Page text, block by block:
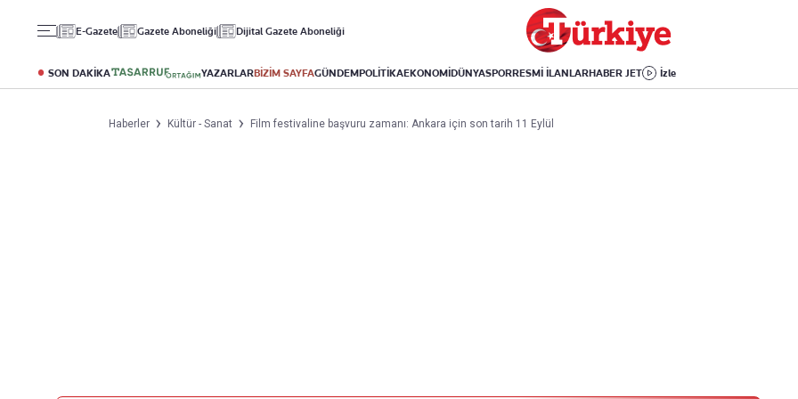
E-Gazete Gazete Aboneliği Dijital Gazete Aboneliği
SON DAKİKA YAZARLARBİZİM SAYFAGÜNDEMPOLİTİKAEKONOMİDÜNYASPORRESMİ İLANLARHABER JET İzle
Altın
Döviz
Kripto Para
Puan Durumu
Fikstür
Avrupa Ligi
Avrupa
Amerika
İsrail-Gazze
Yaşam
Sağlık
Yemek
Aktüel
Kitap
Haberler Kültür - Sanat Film festivaline başvuru zamanı: Ankara için son tarih 11 Eylül